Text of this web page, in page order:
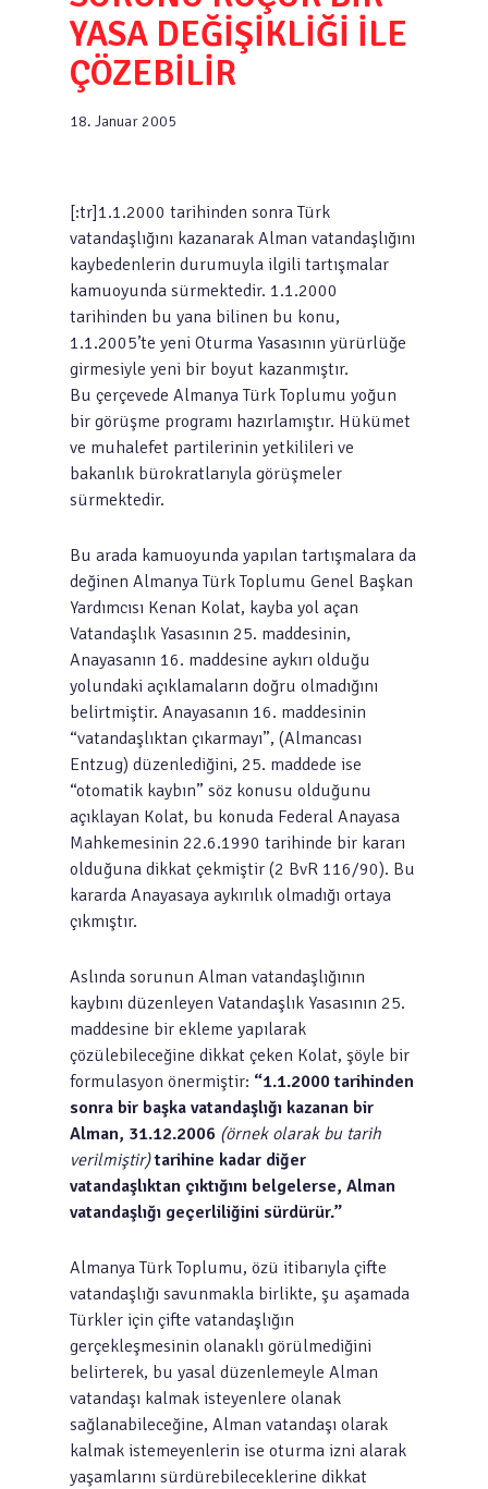
YASA DEĞİŞİKLİĞİ İLE
ÇÖZEBİLİR
18. Januar 2005
[:tr]1.1.2000 tarihinden sonra Türk
vatandaşlığını kazanarak Alman vatandaşlığını
kaybedenlerin durumuyla ilgili tartışmalar
kamuoyunda sürmektedir. 1.1.2000
tarihinden bu yana bilinen bu konu,
1.1.2005’te yeni Oturma Yasasının yürürlüğe
girmesiyle yeni bir boyut kazanmıştır.
Bu çerçevede Almanya Türk Toplumu yoğun
bir görüşme programı hazırlamıştır. Hükümet
ve muhalefet partilerinin yetkilileri ve
bakanlık bürokratlarıyla görüşmeler
sürmektedir.
Bu arada kamuoyunda yapılan tartışmalara da
değinen Almanya Türk Toplumu Genel Başkan
Yardımcısı Kenan Kolat, kayba yol açan
Vatandaşlık Yasasının 25. maddesinin,
Anayasanın 16. maddesine aykırı olduğu
yolundaki açıklamaların doğru olmadığını
belirtmiştir. Anayasanın 16. maddesinin
“vatandaşlıktan çıkarmayı”, (Almancası
Entzug) düzenlediğini, 25. maddede ise
“otomatik kaybın” söz konusu olduğunu
açıklayan Kolat, bu konuda Federal Anayasa
Mahkemesinin 22.6.1990 tarihinde bir kararı
olduğuna dikkat çekmiştir (2 BvR 116/90). Bu
kararda Anayasaya aykırılık olmadığı ortaya
çıkmıştır.
Aslında sorunun Alman vatandaşlığının
kaybını düzenleyen Vatandaşlık Yasasının 25.
maddesine bir ekleme yapılarak
çözülebileceğine dikkat çeken Kolat, şöyle bir
formulasyon önermiştir: “1.1.2000 tarihinden
sonra bir başka vatandaşlığı kazanan bir
Alman, 31.12.2006 (örnek olarak bu tarih
verilmiştir)tarihine kadar diğer
vatandaşlıktan çıktığını belgelerse, Alman
vatandaşlığı geçerliliğini sürdürür.”
Almanya Türk Toplumu, özü itibarıyla çifte
vatandaşlığı savunmakla birlikte, şu aşamada
Türkler için çifte vatandaşlığın
gerçekleşmesinin olanaklı görülmediğini
belirterek, bu yasal düzenlemeyle Alman
vatandaşı kalmak isteyenlere olanak
sağlanabileceğine, Alman vatandaşı olarak
kalmak istemeyenlerin ise oturma izni alarak
yaşamlarını sürdürebileceklerine dikkat